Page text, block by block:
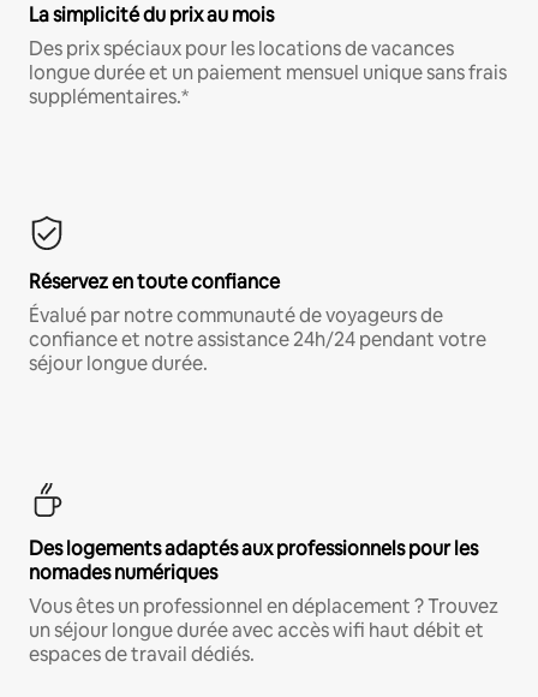
La simplicité du prix au mois
Des prix spéciaux pour les locations de vacances
longue durée et un paiement mensuel unique sans frais
supplémentaires.*
Réservez en toute confiance
Évalué par notre communauté de voyageurs de
confiance et notre assistance 24h/24 pendant votre
séjour longue durée.
Des logements adaptés aux professionnels pour les
nomades numériques
Vous êtes un professionnel en déplacement ? Trouvez
un séjour longue durée avec accès wifi haut débit et
espaces de travail dédiés.